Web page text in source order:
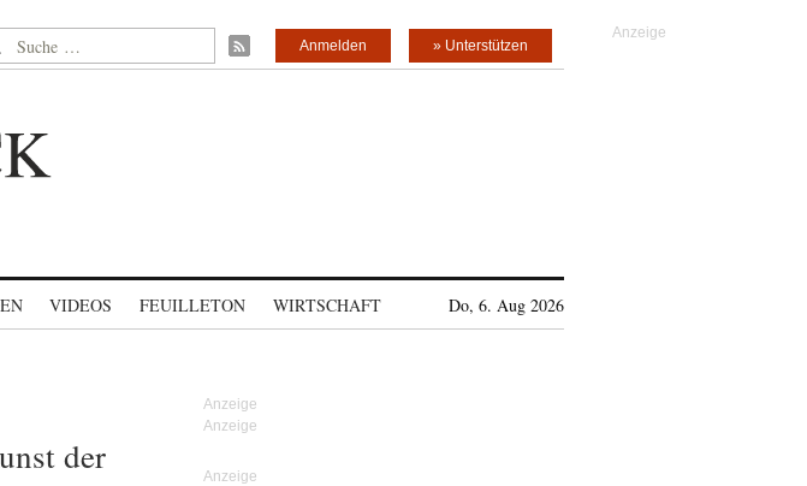
nach: » Unterstützen
Anmelden
VIDEOS FEUILLETON WIRTSCHAFT Do, 6. Aug 2026
der
Anzeige